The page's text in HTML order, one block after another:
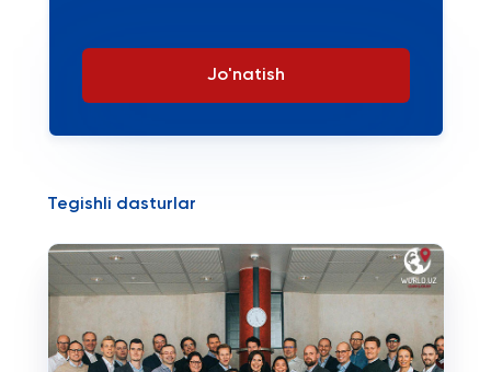
Jo'natish
Tegishli dasturlar